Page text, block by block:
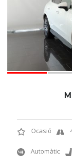
Ocasió
Automàtic